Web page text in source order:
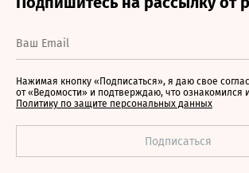
Нажимая кнопку «Подписаться», я даю свое
от «Ведомости» и подтверждаю, что ознакомился
Политику по защите персональных данных